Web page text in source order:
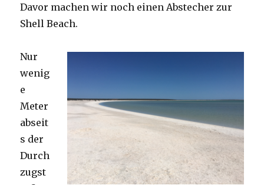
Davor machen wir noch einen Abstecher zur
Shell Beach.
Nur
wenig
e
Meter
abseit
s der
Durch
zugst